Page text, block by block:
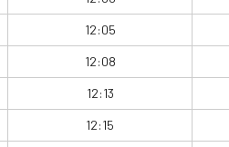
12:05
12:08
12:13
12:15